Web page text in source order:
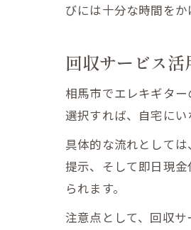
びには十分な時間をか
回収サービス
相馬市でエレキギタ
選択すれば、自宅に
具体的な流れとして
提示、そして即日現
られます。
注意点として、回収